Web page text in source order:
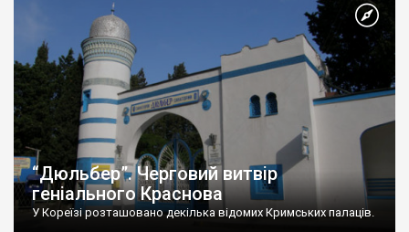
“Дюльбер”. Черговий витвір
геніального Краснова
У Кореїзі розташовано декілька відомих Кримських палаців.